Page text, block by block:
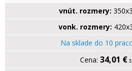
vnút. rozmery:
vonk. rozmery:
Na sklade do 10
34,01 €